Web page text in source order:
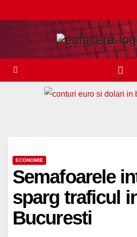
to
ECONOMIE
Semafoarele
sparg traficul
Bucuresti